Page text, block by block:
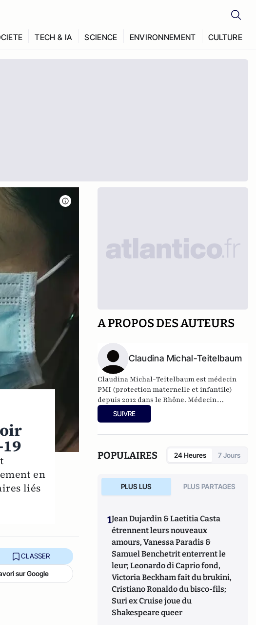
TECH & IA SCIENCE ENVIRONNEMENT CULTURE
en
liés
CLASSER
sur Google
A PROPOS DES AUTEURS
Claudina Michal-Teitelbaum
Claudina Michal-Teitelbaum est médecin
PMI (protection maternelle et infantile)
depuis 2012 dans le Rhône. Médecin
généraliste de formation, elle
dispose de formations complémentaires
épidémiologie. Claudina Michal-Teitelbaum
a co-écrit, pour la partie technique
la journaliste, Virginie Belle
https://livre.fnac.com/a4200177/Virginie-
Elle a également publié des commentaires,
des lettres dans le BMJ et The
Lancethttps://pubmed.ncbi.nlm.nih.gov/?
term=claudina+michal-teitelbaum
SUIVRE
POPULAIRES 24 Heures 7 Jours
PLUS LUS PLUS PARTAGES
1Jean Dujardin & Laetitia Casta
étrennent leurs nouveaux
amours, Vanessa Paradis &
Samuel Benchetrit enterrent le
leur; Leonardo di Caprio fond,
Victoria Beckham fait du brukini,
Cristiano Ronaldo du bisco-fils;
Suri ex Cruise joue du
Shakespeare queer